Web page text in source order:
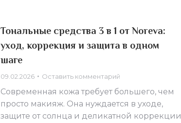
Тональные средства 3 в 1 от Noreva:
уход, коррекция и защита в одном
шаге
09.02.2026 Оставить комментарий
Современная кожа требует большего, чем
просто макияж. Она нуждается в уходе,
защите от солнца и деликатной коррекции